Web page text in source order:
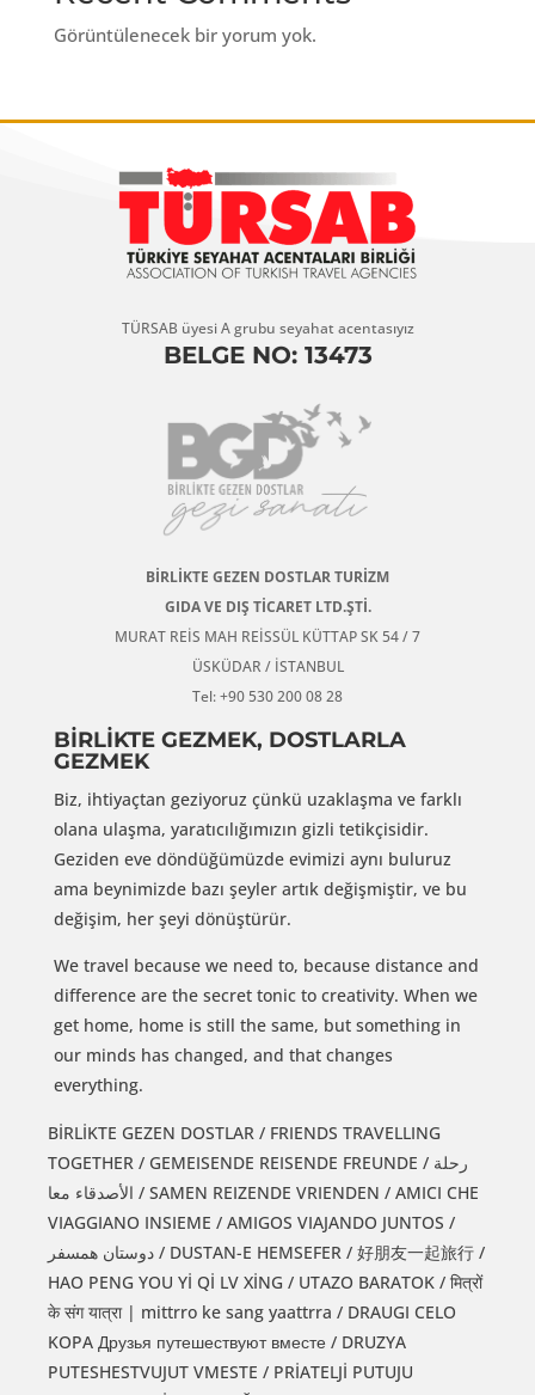
Görüntülenecek bir yorum yok.
TÜRSAB üyesi A grubu seyahat acentasıyız
BELGE NO: 13473
BİRLİKTE GEZEN DOSTLAR TURİZM
GIDA VE DIŞ TİCARET LTD.ŞTİ.
MURAT REİS MAH REİSSÜL KÜTTAP SK 54 / 7
ÜSKÜDAR / İSTANBUL
Tel: +90 530 200 08 28
BİRLİKTE GEZMEK, DOSTLARLA
GEZMEK
Biz, ihtiyaçtan geziyoruz çünkü uzaklaşma ve farklı
olana ulaşma, yaratıcılığımızın gizli tetikçisidir.
Geziden eve döndüğümüzde evimizi aynı buluruz
ama beynimizde bazı şeyler artık değişmiştir, ve bu
değişim, her şeyi dönüştürür.
We travel because we need to, because distance and
difference are the secret tonic to creativity. When we
get home, home is still the same, but something in
our minds has changed, and that changes
everything.
BİRLİKTE GEZEN DOSTLAR / FRIENDS TRAVELLING
TOGETHER / GEMEISENDE REISENDE FREUNDE / رحلة
الأصدقاء معا / SAMEN REIZENDE VRIENDEN / AMICI CHE
VIAGGIANO INSIEME / AMIGOS VIAJANDO JUNTOS /
دوستان همسفر / DUSTAN-E HEMSEFER / 好朋友一起旅行 /
HAO PENG YOU Yİ Qİ LV XİNG / UTAZO BARATOK / मित्रों
के संग यात्रा | mittrro ke sang yaattrra / DRAUGI CELO
KOPA Друзья путешествуют вместе / DRUZYA
PUTESHESTVUJUT VMESTE / PRİATELJİ PUTUJU